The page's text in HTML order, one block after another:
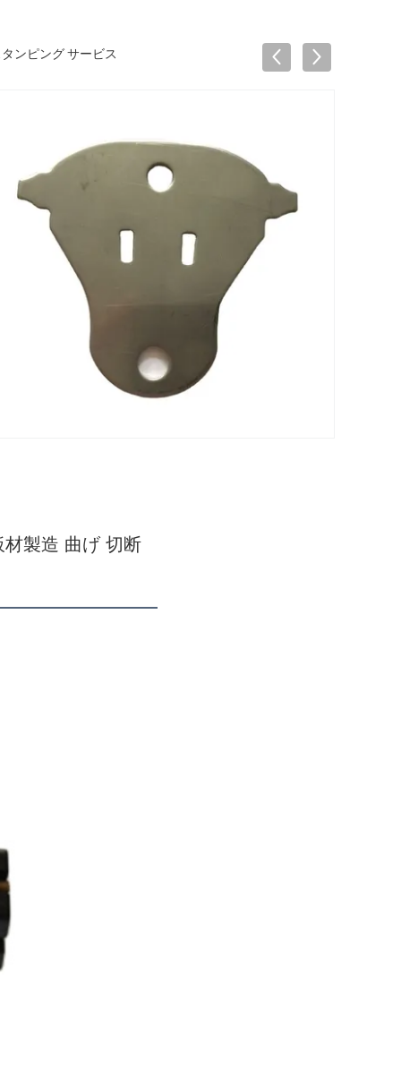
ンピング サービス
製造 曲げ 切断